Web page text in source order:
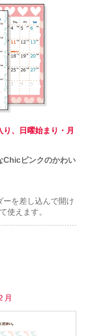
り、日曜始まり・月
ピンクのかわい
を差し込んで開け
使えます。
月